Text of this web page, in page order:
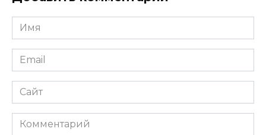
Имя
*
Email
*
Сайт
Комментарий